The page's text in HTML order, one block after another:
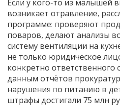
Если у кого-то из малышей
возникает отравление,
программе: проверяют
поваров, делают анализы
систему вентиляции на
не только юридическое
конкретно ответственного
данным отчётов
нарушения по питанию в
штрафы достигали 75 млн